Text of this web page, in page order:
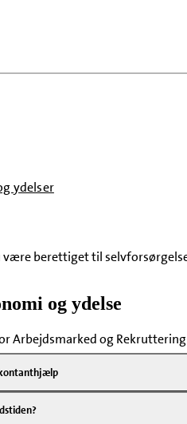
ydelser
berettiget til
og ydelse
Arbejdsmarked og Rekruttering